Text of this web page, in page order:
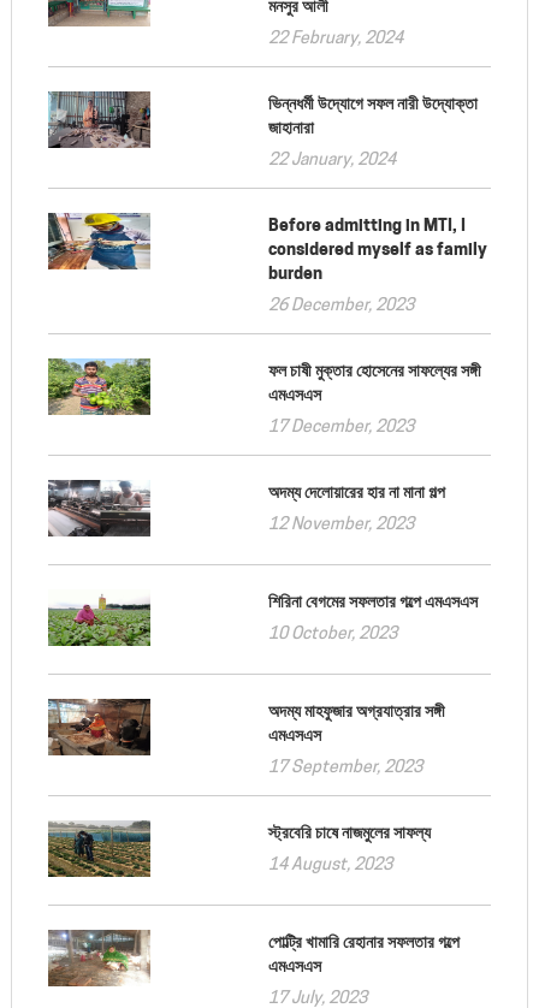
মনসুর আলী
22 February, 2024
ভিন্নধর্মী উদ্যোগে সফল নারী উদ্যোক্তা
জাহানারা
22 January, 2024
Before admitting in MTI, I
considered myself as family
burden
26 December, 2023
ফল চাষী মুক্তার হোসেনের সাফল্যের সঙ্গী
এমএসএস
17 December, 2023
অদম্য দেলোয়ারের হার না মানা গল্প
12 November, 2023
শিরিনা বেগমের সফলতার গল্পে এমএসএস
10 October, 2023
অদম্য মাহফুজার অগ্রযাত্রার সঙ্গী
এমএসএস
17 September, 2023
স্ট্রবেরি চাষে নাজমুলের সাফল্য
14 August, 2023
পোল্ট্রি খামারি রেহানার সফলতার গল্পে
এমএসএস
17 July, 2023